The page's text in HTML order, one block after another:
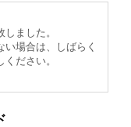
ました。
場合は、しばらく
ださい。